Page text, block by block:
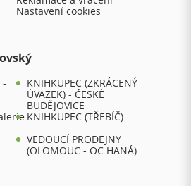
Nastavení cookies
-
KNIHKUPEC (ZKRÁCENÝ
ÚVAZEK) - ČESKÉ
BUDĚJOVICE
KNIHKUPEC (TŘEBÍČ)
VEDOUCÍ PRODEJNY
(OLOMOUC - OC HANÁ)